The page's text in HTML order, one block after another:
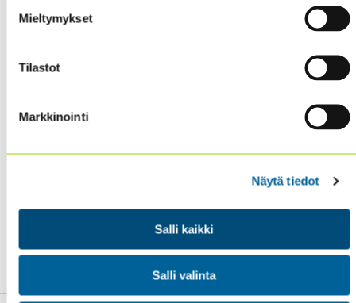
Mieltymykset
Tilastot
Markkinointi
Näytä tiedot
Salli kaikki
Salli valinta
toimintoja vuoteen 2030 mennessä:
Kokonaisvaltainen riskitietoisuus
Ammatillinen uteliaisuus ja skeptisyys esittämällä
Älyllinen rehellisyys
Tarkastajien taustatutkintojen monipuolisuus
Kansainvälisyys